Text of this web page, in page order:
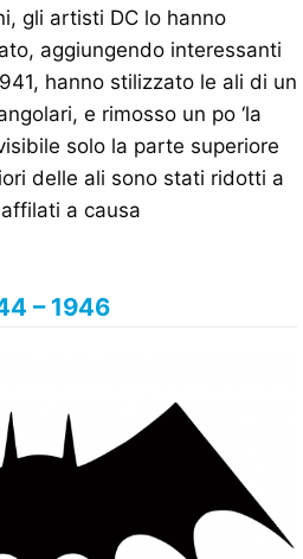
gli artisti DC lo hanno
aggiungendo interessanti
hanno stilizzato le ali di un
e rimosso un po ‘la
solo la parte superiore
delle ali sono stati ridotti a
a causa
– 1946